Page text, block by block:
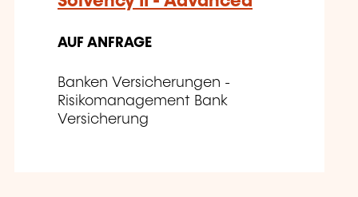
AUF ANFRAGE
Banken Versicherungen -
Risikomanagement Bank
Versicherung